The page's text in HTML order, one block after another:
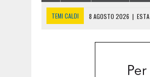
TEMI CALDI 8 AGOSTO 2026 |
CARO ENERGIA,